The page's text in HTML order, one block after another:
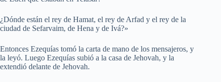
¿Dónde están el rey de Hamat, el rey de Arfad y el rey de la
ciudad de Sefarvaim, de Hena y de Ivá?»
Entonces Ezequías tomó la carta de mano de los mensajeros, y
la leyó. Luego Ezequías subió a la casa de Jehovah, y la
extendió delante de Jehovah.